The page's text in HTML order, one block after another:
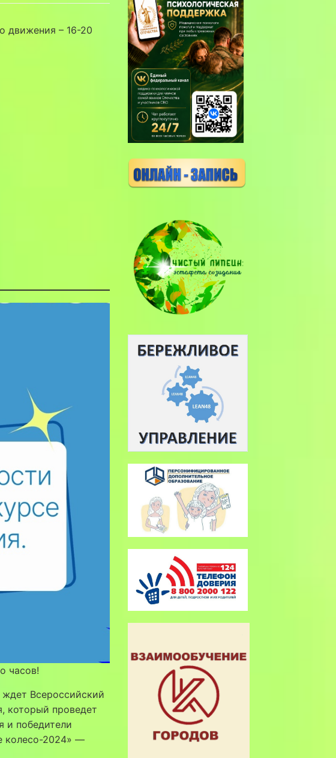
движения – 16-20
часов!
ждет Всероссийский
который проведет
и победители
колесо-2024» —